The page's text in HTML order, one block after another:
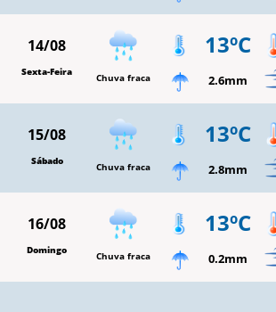
14/08
Sexta-Feira Chuva fraca
13ºC
2.6mm
15/08
Sábado Chuva fraca
13ºC
2.8mm
16/08
Domingo Chuva fraca
13ºC
0.2mm